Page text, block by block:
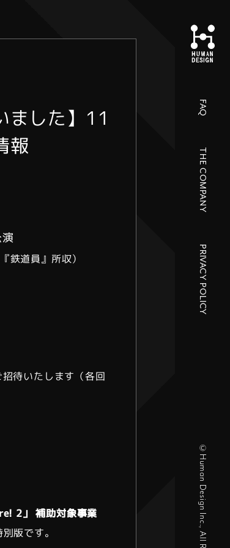
ました】11
報
鉄道員』所収）
待いたします（各回
2」 補助対象事業
版です。
FAQ
THE COMPANY
PRIVACY POLICY